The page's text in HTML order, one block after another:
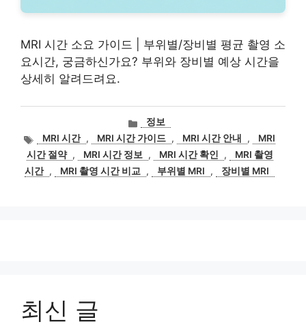
MRI 시간 소요 가이드 | 부위별/장비별 평균 촬영 소
요시간, 궁금하신가요? 부위와 장비별 예상 시간을
상세히 알려드려요.
카
테
고
리
정보
태
그
MRI 시간 , MRI 시간 가이드 , MRI 시간 안내 ,
MRI
시간 절약 , MRI 시간 정보 , MRI 시간 확인 ,
MRI 촬영
시간 , MRI 촬영 시간 비교 , 부위별 MRI , 장비별 MRI
최신 글